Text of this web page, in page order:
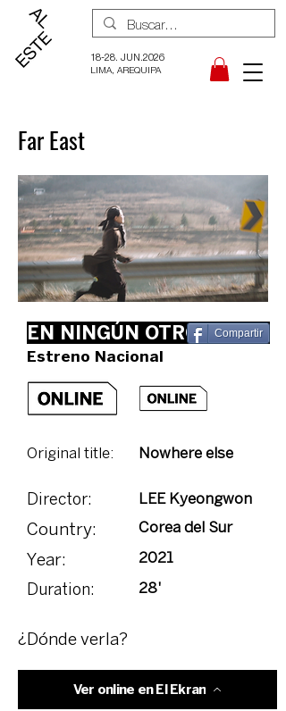
18-28. JUN.2026
LIMA, AREQUIPA
Far East
EN NINGÚN OTRO LUGAR
Compartir
Estreno Nacional
Original title: Nowhere else
Director: LEE Kyeongwon
Country: Corea del Sur
Year: 2021
Duration: 28'
¿Dónde verla?
Ver online en El Ekran